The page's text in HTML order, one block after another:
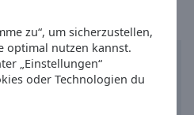
zu“, um sicherzustellen,
optimal nutzen kannst.
„Einstellungen“
oder Technologien du